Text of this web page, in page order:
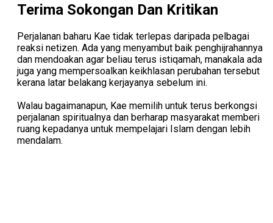
Terima Sokongan Dan Kritikan
Perjalanan baharu Kae tidak terlepas daripada pelbagai
reaksi netizen. Ada yang menyambut baik penghijrahannya
dan mendoakan agar beliau terus istiqamah, manakala ada
juga yang mempersoalkan keikhlasan perubahan tersebut
kerana latar belakang kerjayanya sebelum ini.
Walau bagaimanapun, Kae memilih untuk terus berkongsi
perjalanan spiritualnya dan berharap masyarakat memberi
ruang kepadanya untuk mempelajari Islam dengan lebih
mendalam.